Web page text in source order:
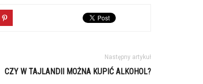
Następny artykuł
CZY W TAJLANDII MOŻNA KUPIĆ ALKOHOL?